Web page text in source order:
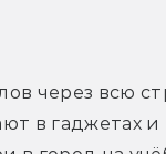
через всю
в гаджетах